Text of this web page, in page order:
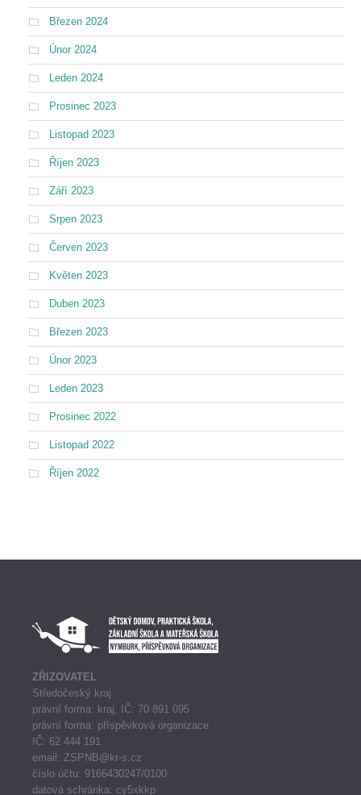
Březen 2024
Únor 2024
Leden 2024
Prosinec 2023
Listopad 2023
Říjen 2023
Září 2023
Srpen 2023
Červen 2023
Květen 2023
Duben 2023
Březen 2023
Únor 2023
Leden 2023
Prosinec 2022
Listopad 2022
Říjen 2022
ZŘIZOVATEL
Středočeský kraj
právní forma: kraj, IČ: 70 891 095
právní forma: příspěvková organizace
IČ: 62 444 191
email: ZSPNB@kr-s.cz
číslo účtu: 9166430247/0100
datová schránka: cy5xkkp